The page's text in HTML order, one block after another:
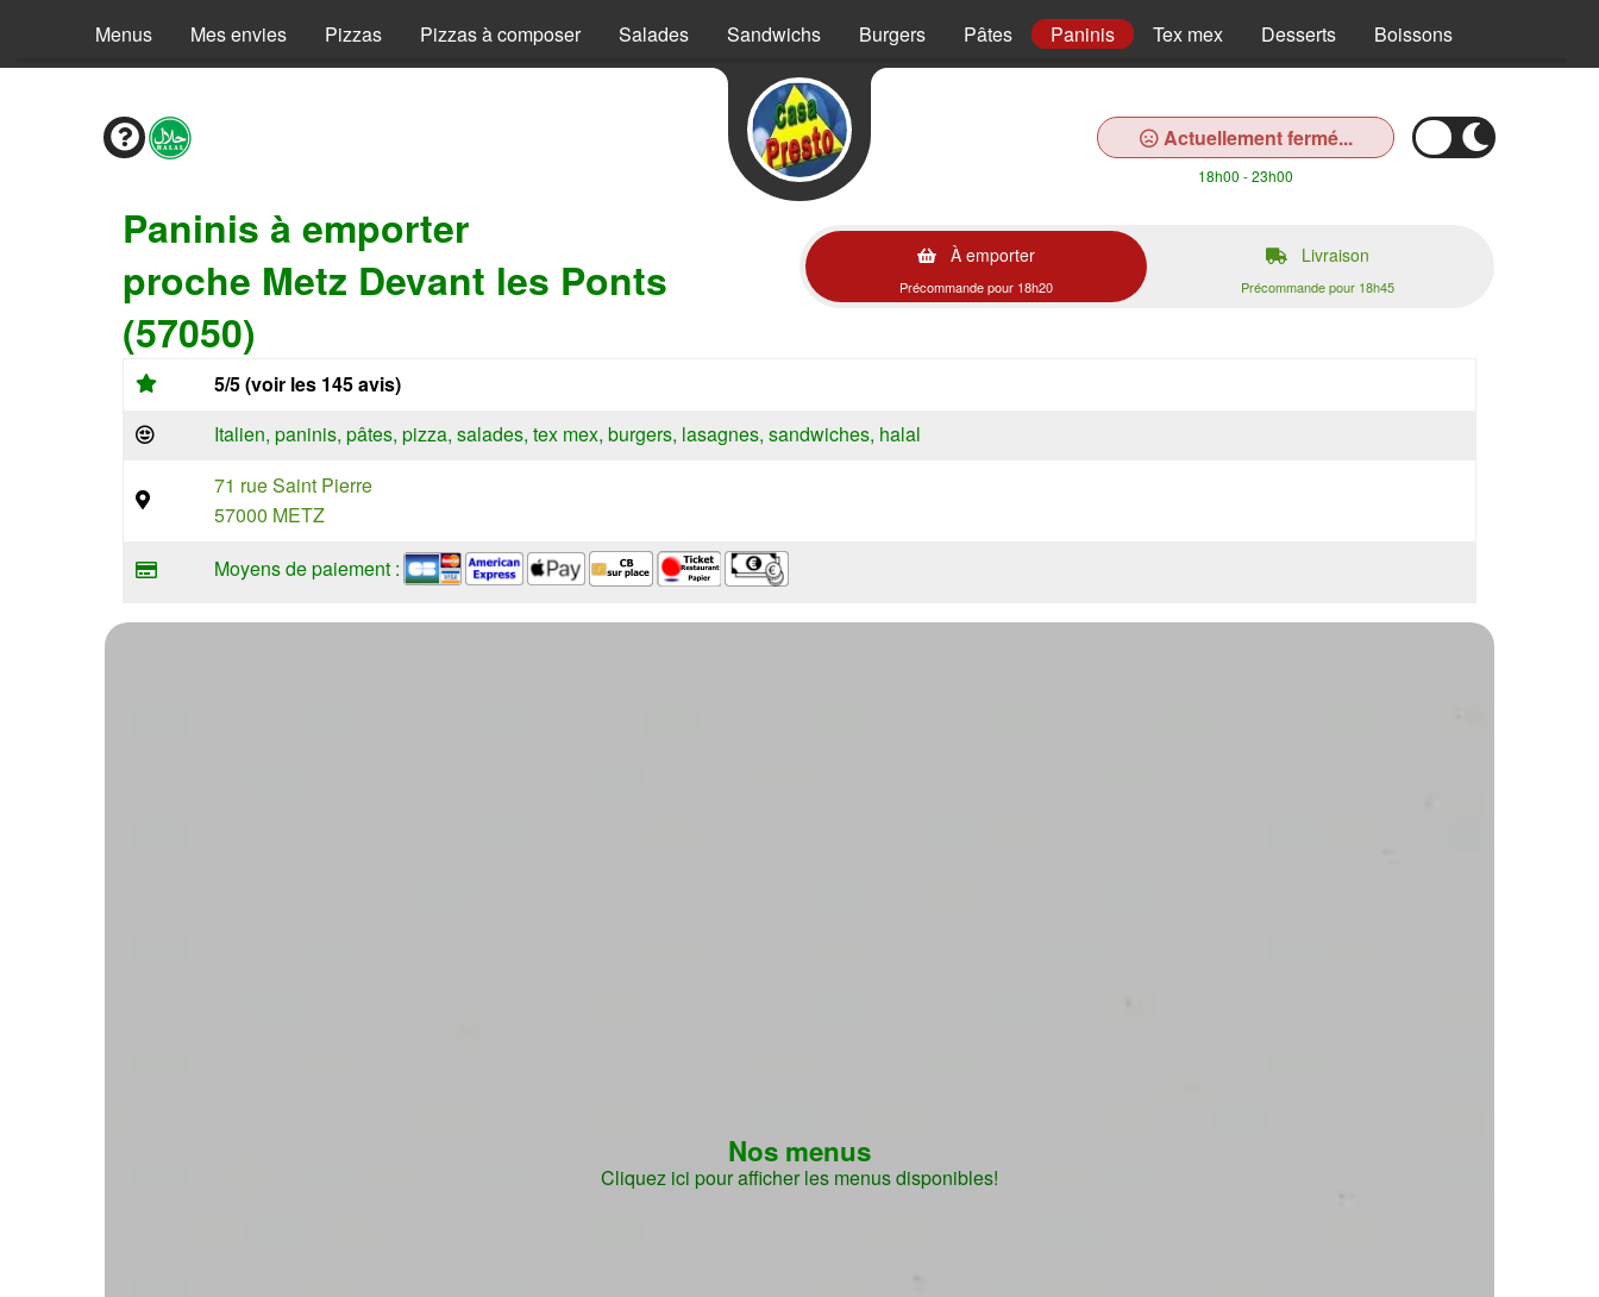
Menus Mes envies Pizzas Pizzas à composer Salades Sandwichs Burgers Pâtes Paninis Tex mex Desserts Boissons
Actuellement fermé...
18h00 - 23h00
Paninis à emporter
proche Metz Devant les Ponts
(57050)
À emporter
Précommande pour 18h20
Livraison
Précommande pour 18h45
5/5 (voir les 145 avis)
Italien, paninis, pâtes, pizza, salades, tex mex, burgers, lasagnes, sandwiches, halal
71 rue Saint Pierre
57000 METZ
Moyens de paiement :
Nos menus
Cliquez ici pour afficher les menus disponibles!